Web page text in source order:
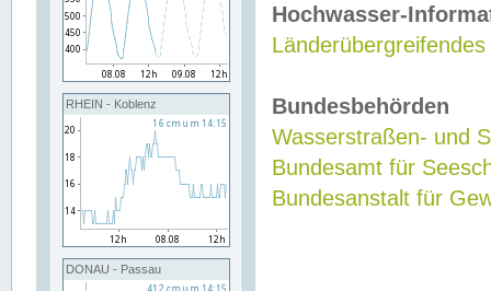
RHEIN - Koblenz
DONAU - Passau
Hochwasser-
Bundesbehörden
Wasserstraßen- und
Bundesamt für
Bundesanstalt für